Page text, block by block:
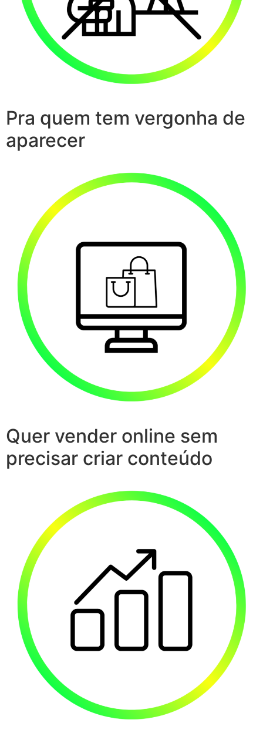
Pra quem tem vergonha de
aparecer
Quer vender online sem
precisar criar conteúdo